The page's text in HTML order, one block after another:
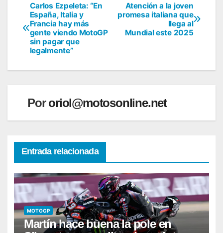
Navegación
de
entradas
Atención a la joven
promesa italiana que
llega al
Mundial este 2025
Carlos Ezpeleta: “En
España, Italia y
Francia hay más
gente viendo MotoGP
sin pagar que
legalmente”
Pororiol@motosonline.net
Entrada relacionada
MOTOGP
Martín hace buena la pole en